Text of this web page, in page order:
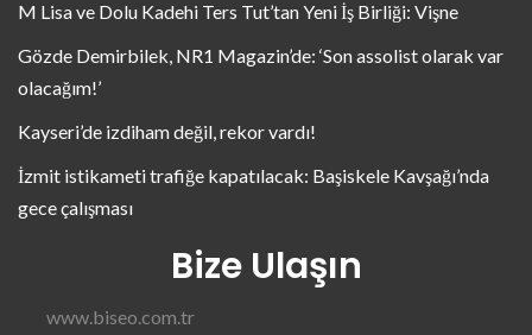
M Lisa ve Dolu Kadehi Ters Tut’tan Yeni İş Birliği: Vişne
Gözde Demirbilek, NR1 Magazin’de: ‘Son assolist olarak var
olacağım!’
Kayseri’de izdiham değil, rekor vardı!
İzmit istikameti trafiğe kapatılacak: Başiskele Kavşağı’nda
gece çalışması
Bize Ulaşın
www.biseo.com.tr